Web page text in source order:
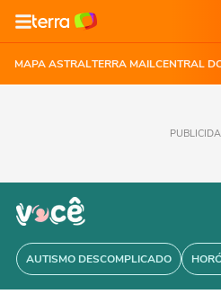
MAPA ASTRALTERRA MAILCENTRAL
AUTISMO DESCOMPLICADO